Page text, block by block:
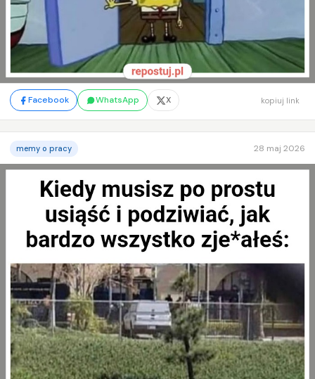
Facebook WhatsApp X kopiuj link
memy o pracy 28 maj 2026